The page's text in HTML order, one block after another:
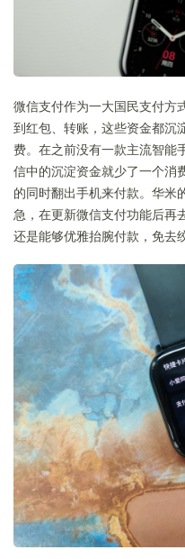
微信支付作为一大国民支付方
到红包、转账，这些资金都沉
费。在之前没有一款主流智能
信中的沉淀资金就少了一个消
的同时翻出手机来付款。华米
急，在更新微信支付功能后再
还是能够优雅抬腕付款，免去